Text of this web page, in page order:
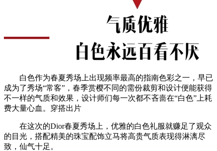
白色作为春夏秀场上出现频率最高的指南色彩之一，早已
成为了秀场“常客”，春季赏樱不同的需份裁剪和设计便能获得
不一样的气质和效果，设计师们每一次都不吝啬在“白色”上耗
费大量心血。穿搭出片
在这次的Dior春夏秀场上，优雅的白色礼服就赚足了观众
的目光，搭配精美的珠宝配饰立马将高贵气质表现得淋漓尽
致，仙气十足。